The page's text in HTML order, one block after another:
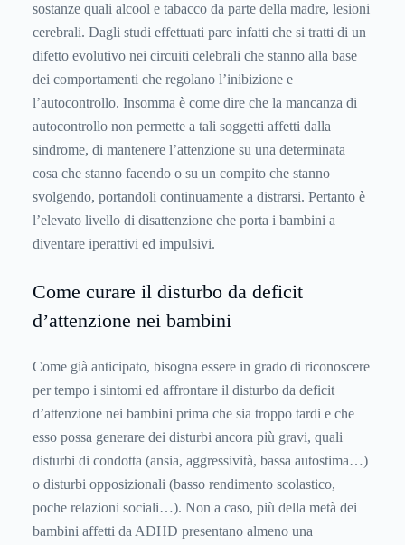
sostanze quali alcool e tabacco da parte della madre, lesioni
cerebrali. Dagli studi effettuati pare infatti che si tratti di un
difetto evolutivo nei circuiti celebrali che stanno alla base
dei comportamenti che regolano l’inibizione e
l’autocontrollo. Insomma è come dire che la mancanza di
autocontrollo non permette a tali soggetti affetti dalla
sindrome, di mantenere l’attenzione su una determinata
cosa che stanno facendo o su un compito che stanno
svolgendo, portandoli continuamente a distrarsi. Pertanto è
l’elevato livello di disattenzione che porta i bambini a
diventare iperattivi ed impulsivi.
Come curare il disturbo da deficit
d’attenzione nei bambini
Come già anticipato, bisogna essere in grado di riconoscere
per tempo i sintomi ed affrontare il disturbo da deficit
d’attenzione nei bambini prima che sia troppo tardi e che
esso possa generare dei disturbi ancora più gravi, quali
disturbi di condotta (ansia, aggressività, bassa autostima…)
o disturbi opposizionali (basso rendimento scolastico,
poche relazioni sociali…). Non a caso, più della metà dei
bambini affetti da ADHD presentano almeno una